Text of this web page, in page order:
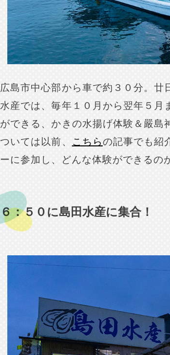
広島市中心部から車で約３０分。廿
水産では、毎年１０月から翌年５月
ができる、かきの水揚げ体験＆嚴島
ついては以前、
こちらの記事でも紹
ーに参加し、どんな体験ができるの
６：５０に島田水産に集合！